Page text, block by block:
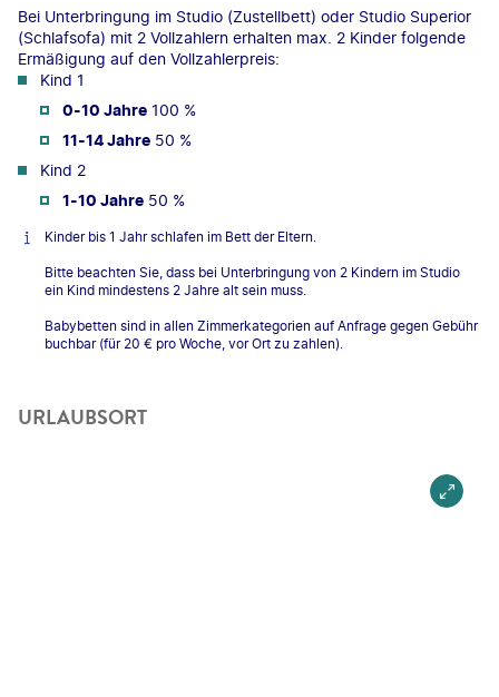
Bei Unterbringung im Studio (Zustellbett) oder Studio Superior
(Schlafsofa) mit 2 Vollzahlern erhalten max. 2 Kinder folgende
Ermäßigung auf den Vollzahlerpreis:
Kind 1
0-10 Jahre 100 %
11-14 Jahre 50 %
Kind 2
1-10 Jahre 50 %
Kinder bis 1 Jahr schlafen im Bett der Eltern.
Bitte beachten Sie, dass bei Unterbringung von 2 Kindern im Studio
ein Kind mindestens 2 Jahre alt sein muss.
Babybetten sind in allen Zimmerkategorien auf Anfrage gegen Gebühr
buchbar (für 20 € pro Woche, vor Ort zu zahlen).
URLAUBSORT